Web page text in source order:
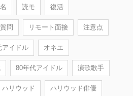
読モ 復活
問 リモート面接 注意点
アイドル オネエ
80年代アイドル 演歌歌手
ハリウッド ハリウッド俳優